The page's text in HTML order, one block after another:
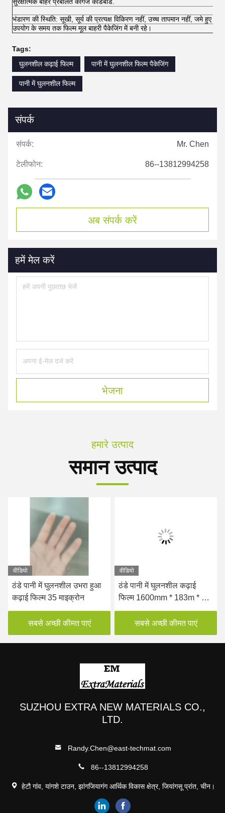
भंडारण की स्थिति: सूखी, सूर्य की प्रत्यक्ष विकिरण नहीं, उच्च तापमान नहीं, जमे हुए
उपयोग के समय तक फिल्म मूल बाहरी पैकेजिंग में बनी रहे।
Tags:
घुलनशील कढ़ाई फिल्म
पानी में घुलनशील फिल्म पैकेजिंग
पानी में घुलनशील फिल्म
संपर्क
संपर्क: Mr. Chen
टेलीफोन: 86--13812994258
अब संपर्क करें
हमें मेल करें
भेजना
हमारे उत्पाद
समान उत्पाद
वीडियो
ठंडे पानी में घुलनशील उभरा हुआ
कढ़ाई फिल्म 35 माइक्रोन
सबसे अच्छी कीमत पाएं
वीडियो
ठंडे पानी में घुलनशील कढ़ाई
फिल्म 1600mm * 183m * 45
माइक्रोन फ्लैट
सबसे अच्छी कीमत पाएं
SUZHOU EXTRA NEW MATERIALS CO.,
LTD.
Randy.Chen@east-techmat.com
86--13812994258
हेटौ गांव, यांगशे टाउन, झांगजियागंग आर्थिक विकास क्षेत्र, जियांगसू प्रांत, चीन।